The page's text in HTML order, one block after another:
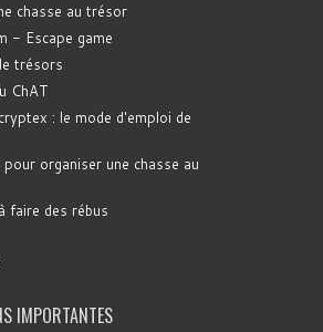
chasse au trésor
- Escape game
trésors
ChAT
: le mode d'emploi de
pour organiser une chasse au
faire des rébus
IMPORTANTES